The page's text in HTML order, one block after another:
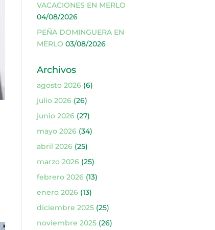
VACACIONES EN MERLO
04/08/2026
PEÑA DOMINGUERA EN
MERLO 03/08/2026
Archivos
agosto 2026(6)
julio 2026(26)
junio 2026(27)
mayo 2026(34)
abril 2026(25)
marzo 2026(25)
febrero 2026(13)
enero 2026(13)
diciembre 2025(25)
noviembre 2025(26)